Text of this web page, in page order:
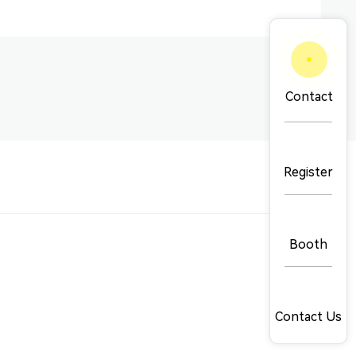
Contact
Register
Booth
Contact Us